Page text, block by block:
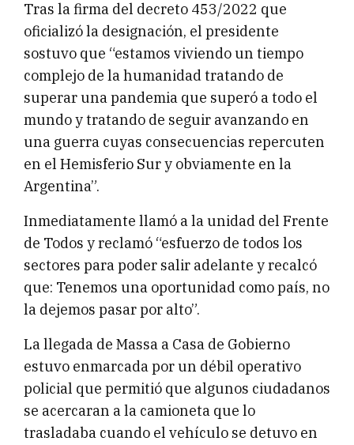
Tras la firma del decreto 453/2022 que
oficializó la designación, el presidente
sostuvo que “estamos viviendo un tiempo
complejo de la humanidad tratando de
superar una pandemia que superó a todo el
mundo y tratando de seguir avanzando en
una guerra cuyas consecuencias repercuten
en el Hemisferio Sur y obviamente en la
Argentina”.
Inmediatamente llamó a la unidad del Frente
de Todos y reclamó “esfuerzo de todos los
sectores para poder salir adelante y recalcó
que: Tenemos una oportunidad como país, no
la dejemos pasar por alto”.
La llegada de Massa a Casa de Gobierno
estuvo enmarcada por un débil operativo
policial que permitió que algunos ciudadanos
se acercaran a la camioneta que lo
trasladaba cuando el vehículo se detuvo en